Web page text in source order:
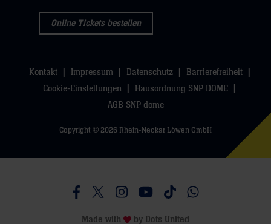
Online Tickets bestellen
Kontakt Impressum Datenschutz
Barrierefreiheit
Cookie-Einstellungen
Hausordnung SNP DOME
AGB SNP dome
Copyright © 2026 Rhein-Neckar Löwen GmbH
Besucht uns auf Facebook
Besucht uns auf Twitter
Besucht uns auf Instagram
Besucht uns auf Youtube
Besucht uns auf
Besucht uns auf
Made with by Dots United